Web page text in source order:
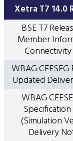
Xetra T7 14.0
BSE T7
Member
WBAG CEESEG
Updated
WBAG
Specification
(Simulation
Delivery